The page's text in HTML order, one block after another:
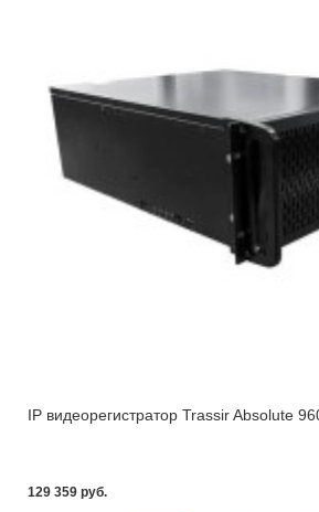
IP видеорегистратор Trassir Absolute
129 359 pуб.